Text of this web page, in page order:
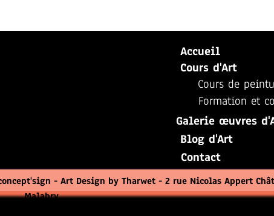
Accueil
Cours d'Art
Galerie œuvres
Blog d'Art
Contact
- Art Design by Tharwet - 2 rue Nicolas Appert
Malabry
Formation et
Cours de